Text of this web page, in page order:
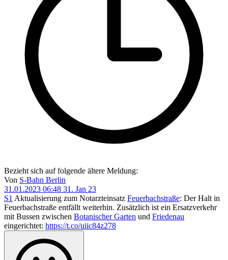
Bezieht sich auf folgende ältere Meldung:
Von S-Bahn Berlin
31.01.2023 06:48 31. Jan 23
S1 Aktualisierung zum Notarzteinsatz Feuerbachstraße: Der Halt in
Feuerbachstraße entfällt weiterhin. Zusätzlich ist ein Ersatzverkehr
mit Bussen zwischen Botanischer Garten und Friedenau
eingerichtet: https://t.co/uiic84z278